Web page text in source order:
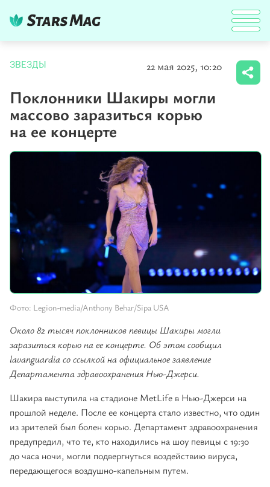
ЗВЕЗДЫ 22 мая 2025, 10:20
Поклонники Шакиры могли
массово заразиться корью
на ее концерте
Фото: Legion-media/Anthony Behar/Sipa USA
Около 82 тысяч поклонников певицы Шакиры могли
заразиться корью на ее концерте. Об этом сообщил
lavanguardia со ссылкой на официальное заявление
Департамента здравоохранения Нью-Джерси.
Шакира выступила на стадионе MetLife в Нью-Джерси на
прошлой неделе. После ее концерта стало известно, что один
из зрителей был болен корью. Департамент здравоохранения
предупредил, что те, кто находились на шоу певицы с 19:30
до часа ночи, могли подвергнуться воздействию вируса,
передающегося воздушно-капельным путем.